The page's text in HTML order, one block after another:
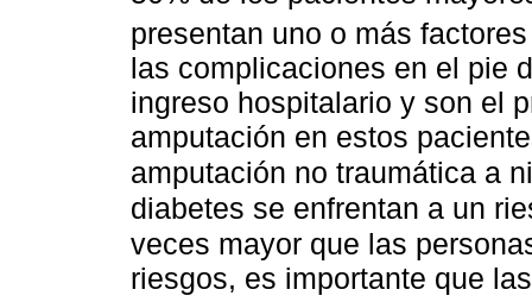
presentan uno o más
las complicaciones en el pie
ingreso hospitalario y son el
amputación en estos
amputación no traumática a
diabetes se enfrentan a un
veces mayor que las
riesgos, es importante que